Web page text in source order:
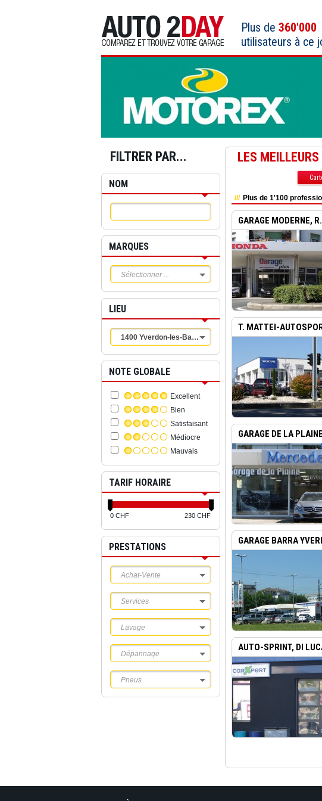
Plus de 360'000
utilisateurs à ce
FILTRER PAR...
NOM
MARQUES
Sélectionner ...
LIEU
1400 Yverdon-les-Bains
NOTE GLOBALE
Excellent
Bien
Satisfaisant
Médiocre
Mauvais
TARIF HORAIRE
0 CHF 230 CHF
PRESTATIONS
Achat-Vente
Services
Lavage
Dépannage
Pneus
LES
Plus de 1'100
GARAGE MODERNE,
T. MATTEI-
GARAGE DE LA
GARAGE BARRA
AUTO-SPRINT, DI